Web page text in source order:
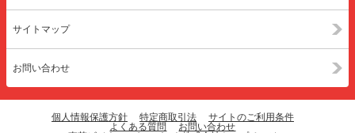
サイトマップ
お問い合わせ
個人情報保護方針 特定商取引法
サイトのご利用条件
よくある質問
お問い合わせ